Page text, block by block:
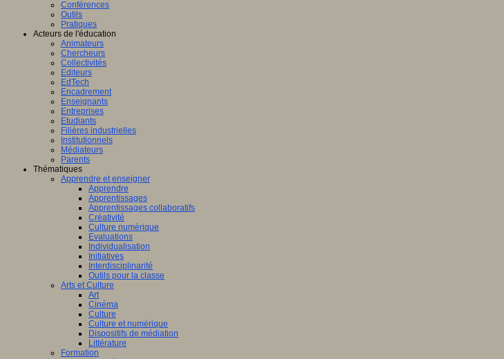
Conférences
Outils
Pratiques
Acteurs de l'éducation
Animateurs
Chercheurs
Collectivités
Editeurs
EdTech
Encadrement
Enseignants
Entreprises
Etudiants
Filières industrielles
Institutionnels
Médiateurs
Parents
Thématiques
Apprendre et enseigner
Apprendre
Apprentissages
Apprentissages collaboratifs
Créativité
Culture numérique
Evaluations
Individualisation
Initiatives
Interdisciplinarité
Outils pour la classe
Arts et Culture
Art
Cinéma
Culture
Culture et numérique
Dispositifs de médiation
Littérature
Formation